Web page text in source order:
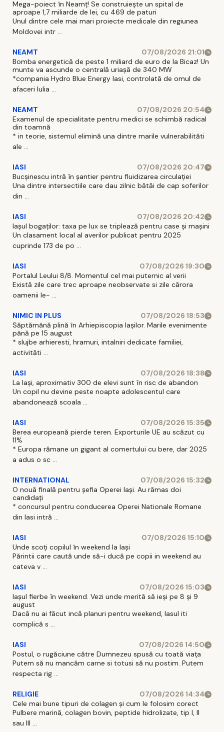
Mega-poiect în Neamț! Se construiește un spital de
aproape 1,7 miliarde de lei, cu 469 de paturi
Unul dintre cele mai mari proiecte medicale din regiunea
Moldovei intr ...
NEAMT
07/08/2026 21:01
Bomba energetică de peste 1 miliard de euro de la Bicaz! Un
munte va ascunde o centrală uriașă de 340 MW
*compania Hydro Blue Energy Iasi, controlată de omul de
afaceri Iulia ...
NEAMT
07/08/2026 20:54
Examenul de specialitate pentru medici se schimbă radical
din toamnă
* in teorie, sistemul elimină una dintre marile vulnerabilităti
ale ...
IASI
07/08/2026 20:47
Bucșinescu intră în șantier pentru fluidizarea circulației
Una dintre intersectiile care dau zilnic bătăi de cap soferilor
din ...
IASI
07/08/2026 20:42
Iașul bogaților: taxa pe lux se triplează pentru case și mașini
Un clasament local al averilor publicat pentru 2025
cuprinde 173 de po ...
IASI
07/08/2026 19:30
Portalul Leului 8/8. Momentul cel mai puternic al verii
Există zile care trec aproape neobservate si zile cărora
oamenii le- ...
NIMIC IN PLUS
07/08/2026 18:53
Săptămână plină în Arhiepiscopia Iașilor. Marile evenimente
până pe 15 august
* slujbe arhieresti, hramuri, intalniri dedicate familiei,
activităti ...
IASI
07/08/2026 18:38
La Iași, aproximativ 300 de elevi sunt în risc de abandon
Un copil nu devine peste noapte adolescentul care
abandonează scoala ...
IASI
07/08/2026 15:35
Berea europeană pierde teren. Exporturile UE au scăzut cu
11%
* Europa rămane un gigant al comertului cu bere, dar 2025
a adus o sc ...
INTERNATIONAL
07/08/2026 15:32
O nouă finală pentru șefia Operei Iași. Au rămas doi
candidați
* concursul pentru conducerea Operei Nationale Romane
din Iasi intră ...
IASI
07/08/2026 15:10
Unde scoți copilul în weekend la Iași
Părintii care caută unde să-i ducă pe copii in weekend au
cateva v ...
IASI
07/08/2026 15:03
Iașul fierbe în weekend. Vezi unde merită să ieși pe 8 și 9
august
Dacă nu ai făcut incă planuri pentru weekend, Iasul iti
complică s ...
IASI
07/08/2026 14:50
Postul, o rugăciune către Dumnezeu spusă cu toată viața
Putem să nu mancăm carne si totusi să nu postim. Putem
respecta rig ...
RELIGIE
07/08/2026 14:34
Cele mai bune tipuri de colagen și cum le folosim corect
Pulbere marină, colagen bovin, peptide hidrolizate, tip I, II
sau III ...